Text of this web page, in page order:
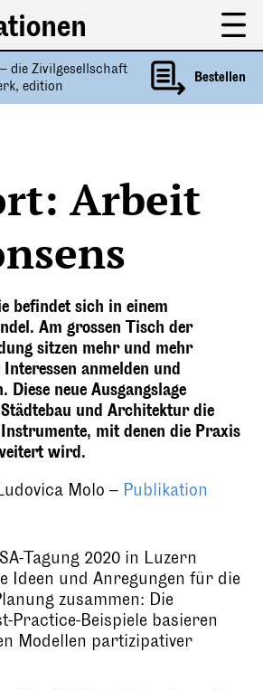
die Zivilgesellschaft
edition
Bestellen
Arbeit
befindet sich in einem
Am grossen Tisch der
sitzen mehr und mehr
anmelden und
Diese neue Ausgangslage
und Architektur die
mit denen die Praxis
wird.
Molo – Publikation
Tagung 2020 in Luzern
Ideen und Anregungen für die
zusammen: Die
Practice-Beispiele basieren
Modellen partizipativer